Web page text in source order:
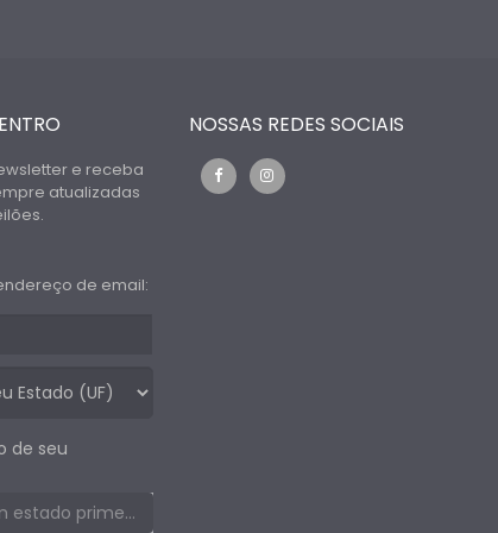
e receba
atualizadas
de email:
de seu
Selecione um estado primeiro
NOSSAS REDES SOCIAIS